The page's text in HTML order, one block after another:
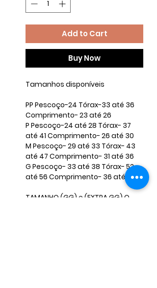
Add to Cart
Buy Now
Tamanhos disponíveis ​
​PP Pescoço-24 Tórax-33 até 36
Comprimento- 23 até 26 ​
P Pescoço-24 até 28 Tórax- 37
até 41 Comprimento- 26 até 30 ​
M Pescoço- 29 até 33 Tórax- 43
até 47 Comprimento- 31 até 36
​G Pescoço- 33 até 38 Tórax- 52
até 56 Comprimento- 36 até 40 ​
TAMANHO (GG) e (EXTRA GG) O